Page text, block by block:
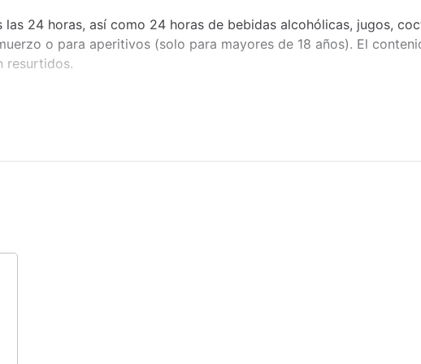
Productos de limpieza
Alarma de seguridad
24 horas, así como 24 horas de bebidas alcohólicas, jugos,
o para aperitivos (solo para mayores de 18 años). El
resurtidos.